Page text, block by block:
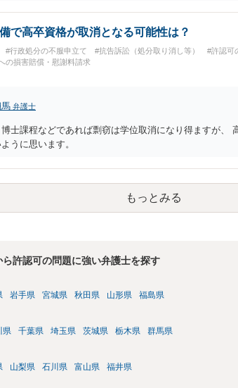
で高卒資格が取消となる可能性は？
#行政処分の不服申立て #抗告訴訟（処分取り消し等） #許認可
の損害賠償・慰謝料請求
弁護士
士課程などであれば剽窃は学位取消になり得ますが、
うに思います。
もっとみる
ら許認可の問題に強い弁護士を探す
岩手県 宮城県 秋田県 山形県 福島県
県 千葉県 埼玉県 茨城県 栃木県 群馬県
山梨県 石川県 富山県 福井県